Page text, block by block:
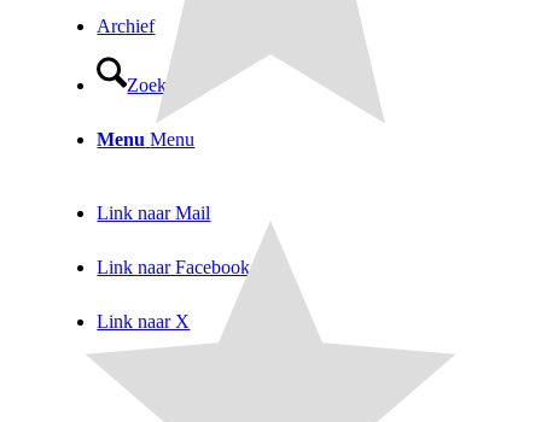
Archief
Zoek
Menu Menu
Link naar Mail
Link naar Facebook
Link naar X